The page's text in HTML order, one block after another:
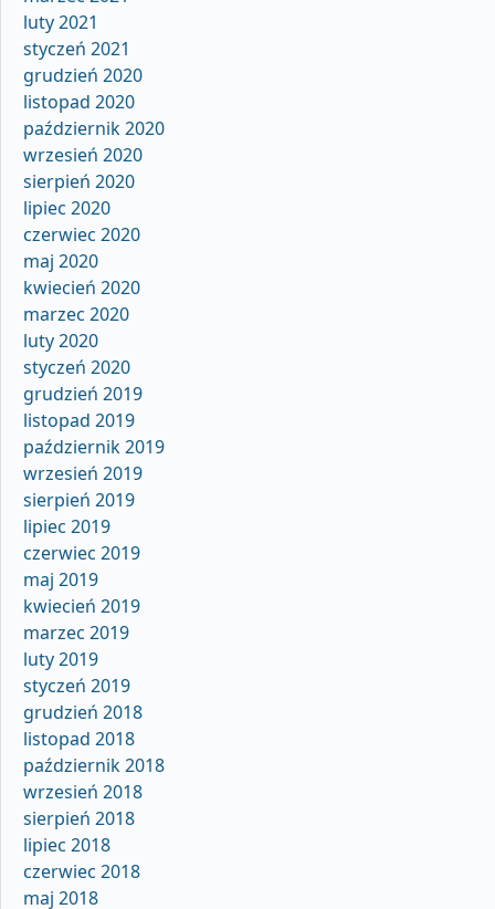
luty 2021
styczeń 2021
grudzień 2020
listopad 2020
październik 2020
wrzesień 2020
sierpień 2020
lipiec 2020
czerwiec 2020
maj 2020
kwiecień 2020
marzec 2020
luty 2020
styczeń 2020
grudzień 2019
listopad 2019
październik 2019
wrzesień 2019
sierpień 2019
lipiec 2019
czerwiec 2019
maj 2019
kwiecień 2019
marzec 2019
luty 2019
styczeń 2019
grudzień 2018
listopad 2018
październik 2018
wrzesień 2018
sierpień 2018
lipiec 2018
czerwiec 2018
maj 2018